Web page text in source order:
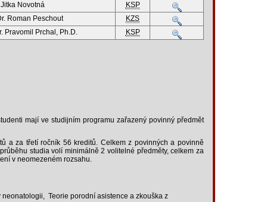
Novotná
KSP
Roman Peschout
KZS
Pravomil Prchal, Ph.D.
KSP
mají ve studijním programu zařazený povinný předmět
a za třetí ročník 56 kreditů. Celkem z povinných a povinně
studia volí minimálně 2 volitelné předměty, celkem za
v neomezeném rozsahu.
Teorie porodní asistence a zkouška z